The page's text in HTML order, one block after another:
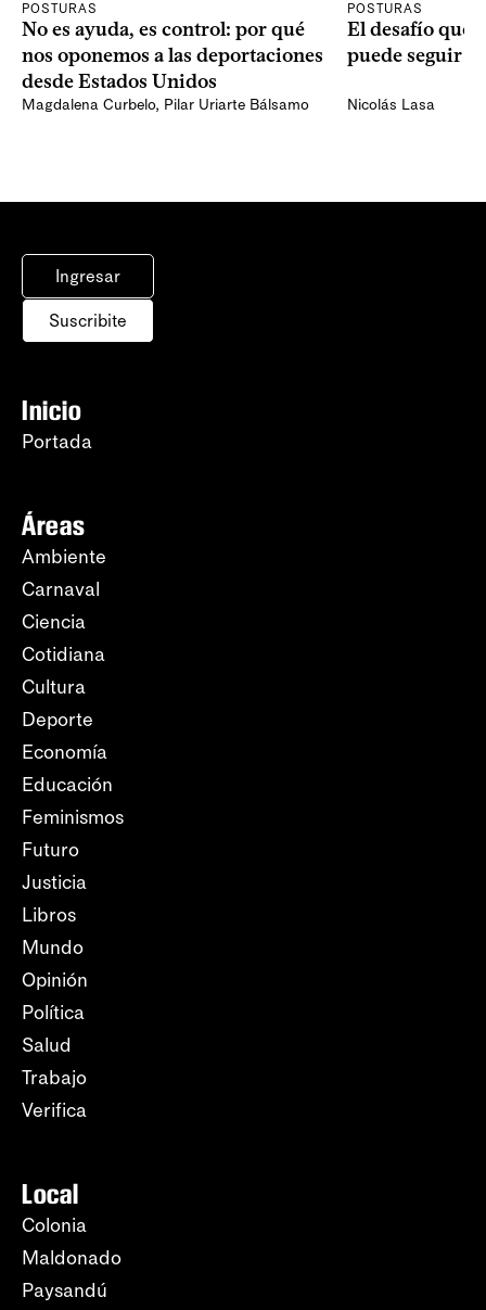
POSTURAS
No es ayuda, es control: por qué
nos oponemos a las deportaciones
desde Estados Unidos
Magdalena Curbelo, Pilar Uriarte Bálsamo
POSTURAS
El desafío que
puede seguir
Nicolás Lasa
Ingresar
Suscribite
Inicio
Portada
Áreas
Ambiente
Carnaval
Ciencia
Cotidiana
Cultura
Deporte
Economía
Educación
Feminismos
Futuro
Justicia
Libros
Mundo
Opinión
Política
Salud
Trabajo
Verifica
Local
Colonia
Maldonado
Paysandú